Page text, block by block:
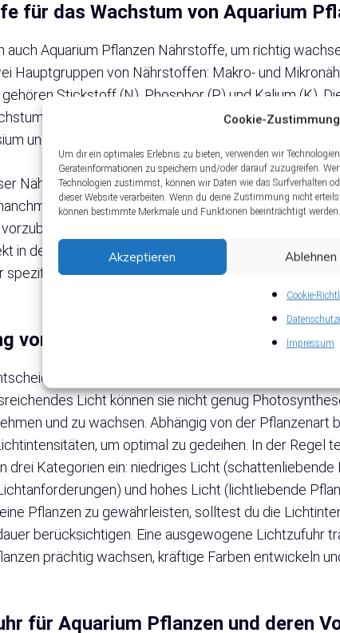
Cookie-
Um dir ein optimales Erlebnis zu bieten, verwenden wir
Geräteinformationen zu speichern und/oder darauf zuzugreifen.
Technologien zustimmst, können wir Daten wie das Surfverhalten
dieser Website verarbeiten. Wenn du deine Zustimmung nicht
können bestimmte Merkmale und Funktionen beeinträchtigt werden.
Akzeptieren Ablehnen
Cookie-
Impressum
für das Wachstum von Aquarium
auch Aquarium Pflanzen Nährstoffe, um richtig
Hauptgruppen von Nährstoffen: Makro- und
Stickstoff (N), Phosphor (P) und Kalium (K).
und die Entwicklung der Pflanzen
und Zink, sind ebenfalls wichtig, aber in geringeren
Nährstoffe bereits durch das Wasser im Aquarium
müssen bestimmte Nährstoffe zusätzlich
Dafür gibt es verschiedene Dünger, die
in den Bodengrund eingearbeitet werden können.
spezifischen Pflanzenarten, um ihnen die besten
von Licht für das Gedeihen von
Rolle für das Wachstum und Gedeihen von
Licht können sie nicht genug
und zu wachsen. Abhängig von der Pflanzenart
um optimal zu gedeihen. In der Regel
drei Kategorien ein: niedriges Licht
und hohes Licht (lichtliebende
Pflanzen zu gewährleisten, solltest du die
berücksichtigen. Eine ausgewogene Lichtzufuhr
prächtig wachsen, kräftige Farben entwickeln
für Aquarium Pflanzen und deren